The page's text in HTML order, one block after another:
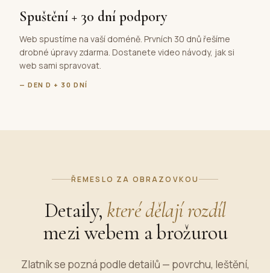
Spuštění + 30 dní podpory
Web spustíme na vaší doméně. Prvních 30 dnů řešíme
drobné úpravy zdarma. Dostanete video návody, jak si
web sami spravovat.
— DEN D + 30 DNÍ
ŘEMESLO ZA OBRAZOVKOU
Detaily, které dělají rozdíl
mezi webem a brožurou
Zlatník se pozná podle detailů — povrchu, leštění,